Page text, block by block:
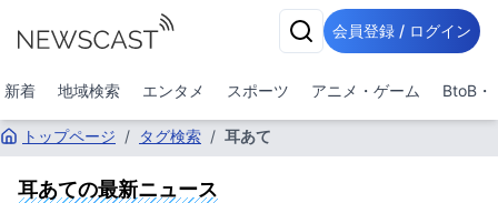
会員登録 / ログイン
新着 地域検索 エンタメ スポーツ アニメ・ゲーム BtoB・
トップページ / タグ検索 / 耳あて
耳あての最新ニュース